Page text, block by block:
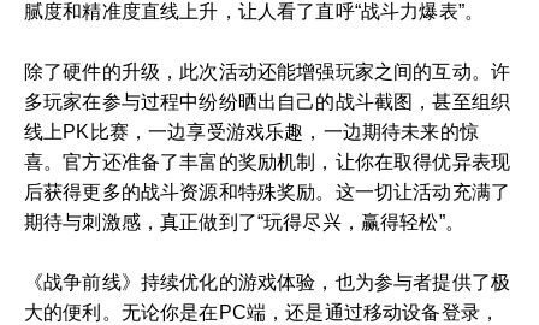
腻度和精准度直线上升，让人看了直呼“战斗力爆表”。
除了硬件的升级，此次活动还能增强玩家之间的互动。许
多玩家在参与过程中纷纷晒出自己的战斗截图，甚至组织
线上PK比赛，一边享受游戏乐趣，一边期待未来的惊
喜。官方还准备了丰富的奖励机制，让你在取得优异表现
后获得更多的战斗资源和特殊奖励。这一切让活动充满了
期待与刺激感，真正做到了“玩得尽兴，赢得轻松”。
《战争前线》持续优化的游戏体验，也为参与者提供了极
大的便利。无论你是在PC端，还是通过移动设备登录，